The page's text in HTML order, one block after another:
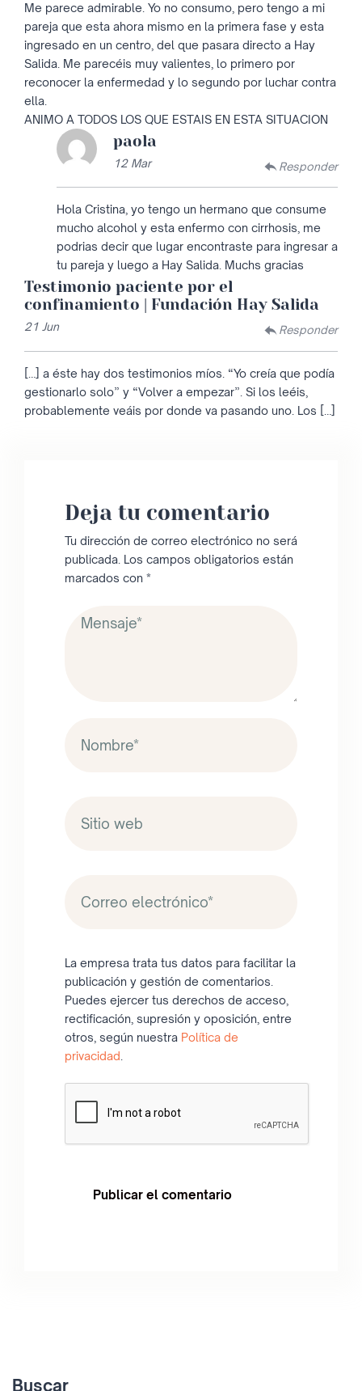
Me parece admirable. Yo no consumo, pero tengo a mi
pareja que esta ahora mismo en la primera fase y esta
ingresado en un centro, del que pasara directo a Hay
Salida. Me parecéis muy valientes, lo primero por
reconocer la enfermedad y lo segundo por luchar contra
ella.
ANIMO A TODOS LOS QUE ESTAIS EN ESTA SITUACION
paola
12 Mar Responder
Hola Cristina, yo tengo un hermano que consume
mucho alcohol y esta enfermo con cirrhosis, me
podrias decir que lugar encontraste para ingresar a
tu pareja y luego a Hay Salida. Muchs gracias
Testimonio paciente por el
confinamiento | Fundación Hay Salida
21 Jun Responder
[…] a éste hay dos testimonios míos. “Yo creía que podía
gestionarlo solo” y “Volver a empezar”. Si los leéis,
probablemente veáis por donde va pasando uno. Los […]
Deja tu comentario
Tu dirección de correo electrónico no será
publicada. Los campos obligatorios están
marcados con *
La empresa trata tus datos para facilitar la
publicación y gestión de comentarios.
Puedes ejercer tus derechos de acceso,
rectificación, supresión y oposición, entre
otros, según nuestra Política de
privacidad
Buscar